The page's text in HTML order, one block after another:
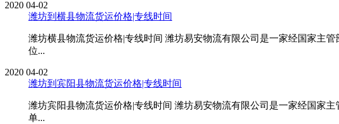
2020 04-02
潍坊到横县物流货运价格|专线时间
潍坊横县物流货运价格|专线时间 潍坊易安物流有限公司是一家经国家主
位...
2020 04-02
潍坊到宾阳县物流货运价格|专线时间
潍坊宾阳县物流货运价格|专线时间 潍坊易安物流有限公司是一家经国家
单...